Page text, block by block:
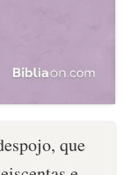
que